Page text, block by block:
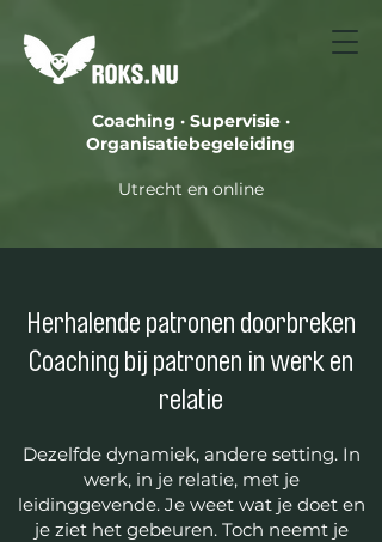
Coaching · Supervisie ·
Organisatiebegeleiding
Utrecht en online
Herhalende patronen doorbreken
Coaching bij patronen in werk en
relatie
Dezelfde dynamiek, andere setting. In
werk, in je relatie, met je
leidinggevende. Je weet wat je doet en
je ziet het gebeuren. Toch neemt je